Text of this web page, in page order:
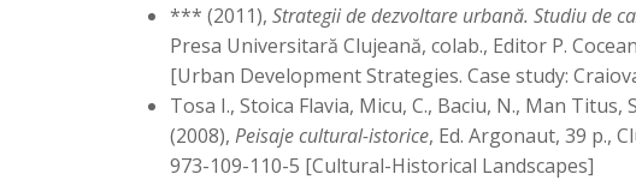
*** (2011), Strategii de dezvoltare urbană. Studiu de
Presa Universitară Clujeană, colab., Editor P.
[Urban Development Strategies. Case study:
Tosa I., Stoica Flavia, Micu, C., Baciu, N., Man Titus,
(2008), Peisaje cultural-istorice, Ed. Argonaut, 39 p.,
973-109-110-5 [Cultural-Historical Landscapes]